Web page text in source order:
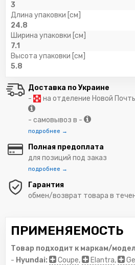
3
Длина упаковки [см]
24.8
Ширина упаковки [см]
7.1
Высота упаковки [см]
5.8
Доставка по Украине
-
на отделение Новой
- самовывоз в -
подробнее →
Полная предоплата
для позиций под заказ
подробнее →
Гарантия
обмен/возврат товара в
ПРИМЕНЯЕМОСТЬ
Товар подходит к маркам/
- Hyundai: Coupe, Elantra,